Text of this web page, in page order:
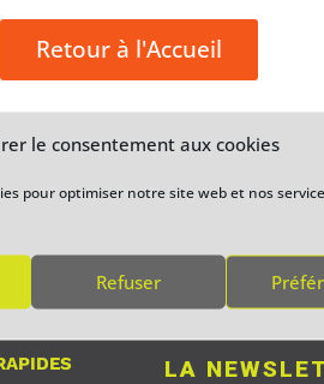
le consentement aux cookies
pour optimiser notre site web et nos
Refuser
Retour à l'Accueil
LA